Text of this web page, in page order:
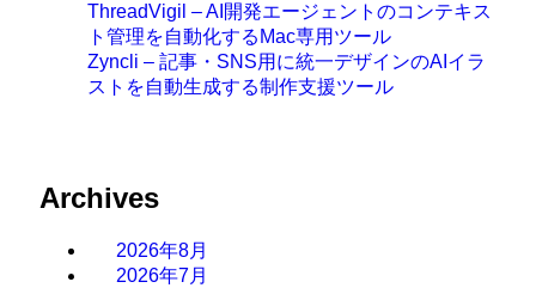
ThreadVigil – AI開発エージェントのコンテキス
ト管理を自動化するMac専用ツール
Zyncli – 記事・SNS用に統一デザインのAIイラ
ストを自動生成する制作支援ツール
Archives
2026年8月
2026年7月